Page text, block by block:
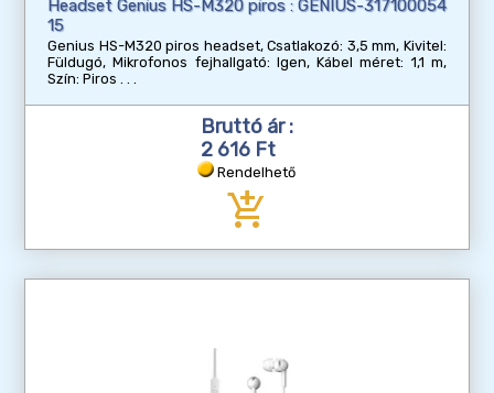
Headset Genius HS-M320 piros : GENIUS-317100054
15
Genius HS-M320 piros headset, Csatlakozó: 3,5 mm, Kivitel:
Füldugó, Mikrofonos fejhallgató: Igen, Kábel méret: 1,1 m,
Szín: Piros
Bruttó ár :
2 616 Ft
Rendelhető
add_shopping_cart